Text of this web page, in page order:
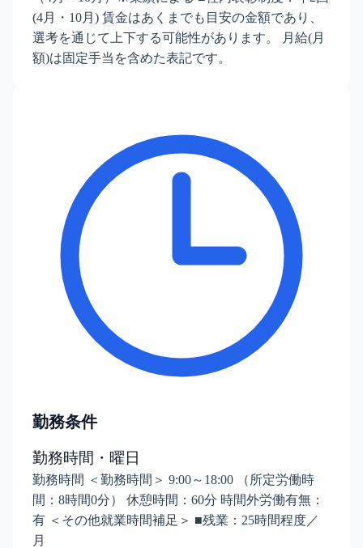
(4月・10月) 賃金はあくまでも目安の金額であり、
選考を通じて上下する可能性があります。 月給(月
額)は固定手当を含めた表記です。
勤務条件
勤務時間・曜日
勤務時間 ＜勤務時間＞ 9:00～18:00 （所定労働時
間：8時間0分） 休憩時間：60分 時間外労働有無：
有 ＜その他就業時間補足＞ ■残業：25時間程度／
月